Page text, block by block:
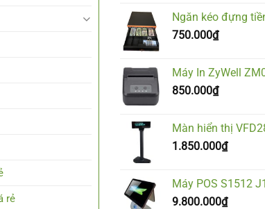
rẻ
Ngăn kéo đựng
750.000₫
Máy In ZyWell
850.000₫
Màn hiển thị
1.850.000₫
Máy POS S1512
9.800.000₫